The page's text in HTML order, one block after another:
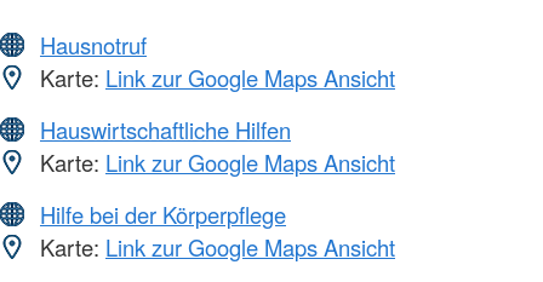
Hausnotruf
Karte: Link zur Google Maps Ansicht
Hauswirtschaftliche Hilfen
Karte: Link zur Google Maps Ansicht
Hilfe bei der Körperpflege
Karte: Link zur Google Maps Ansicht